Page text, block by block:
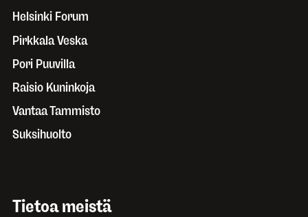
Helsinki Forum
Pirkkala Veska
Pori Puuvilla
Raisio Kuninkoja
Vantaa Tammisto
Suksihuolto
Tietoa meistä